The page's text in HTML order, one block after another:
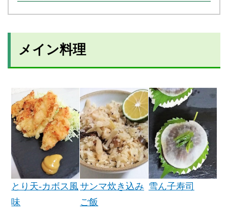
メイン料理
とり天-カボス風
味
サンマ炊き込み
ご飯
雪ん子寿司